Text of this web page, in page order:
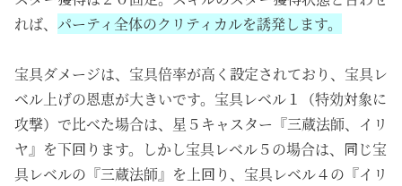
れば、 パーティ全体のクリティカルを誘発します。
宝具ダメージは、宝具倍率が高く設定されており、宝具レ
ベル上げの恩恵が大きいです。宝具レベル１（特効対象に
攻撃）で比べた場合は、星５キャスター『三蔵法師、イリ
ヤ』を下回ります。しかし宝具レベル５の場合は、同じ宝
具レベルの『三蔵法師』を上回り、宝具レベル４の『イリ